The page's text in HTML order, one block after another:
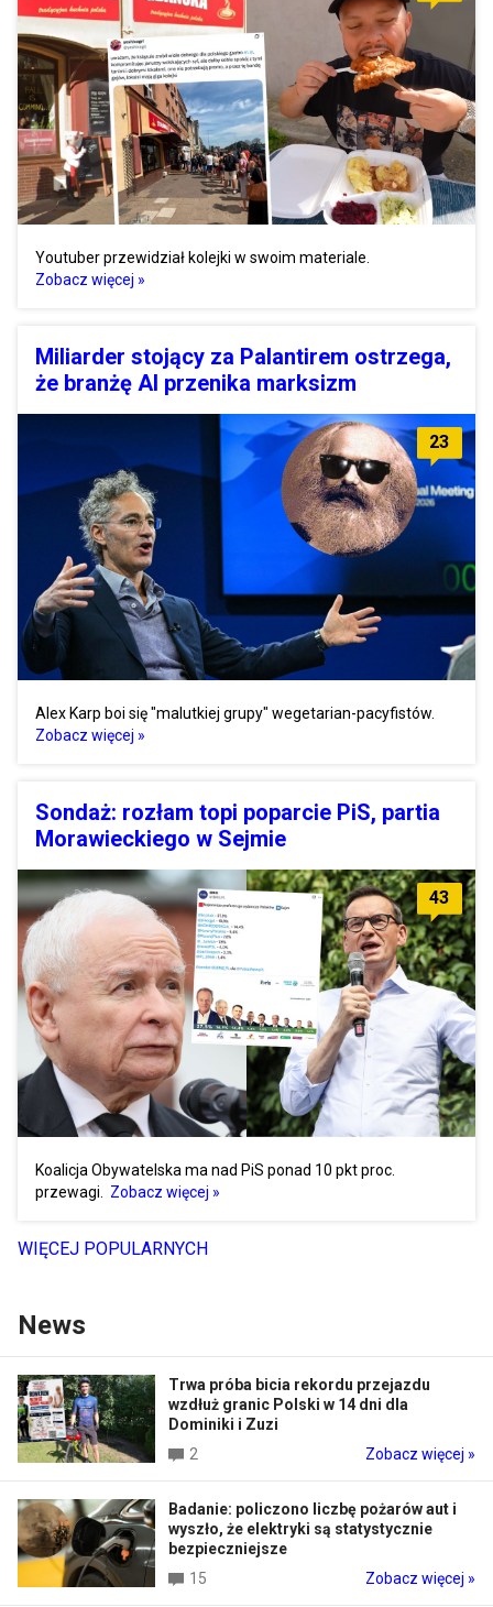
Youtuber przewidział kolejki w swoim materiale.
Zobacz więcej »
Miliarder stojący za Palantirem ostrzega,
że branżę AI przenika marksizm
23
Alex Karp boi się "malutkiej grupy" wegetarian-pacyfistów.
Zobacz więcej »
Sondaż: rozłam topi poparcie PiS, partia
Morawieckiego w Sejmie
43
Koalicja Obywatelska ma nad PiS ponad 10 pkt proc.
przewagi.
Zobacz więcej »
WIĘCEJ POPULARNYCH
News
Trwa próba bicia rekordu przejazdu
wzdłuż granic Polski w 14 dni dla
Dominiki i Zuzi
2
Zobacz więcej »
Badanie: policzono liczbę pożarów aut i
wyszło, że elektryki są statystycznie
bezpieczniejsze
15
Zobacz więcej »